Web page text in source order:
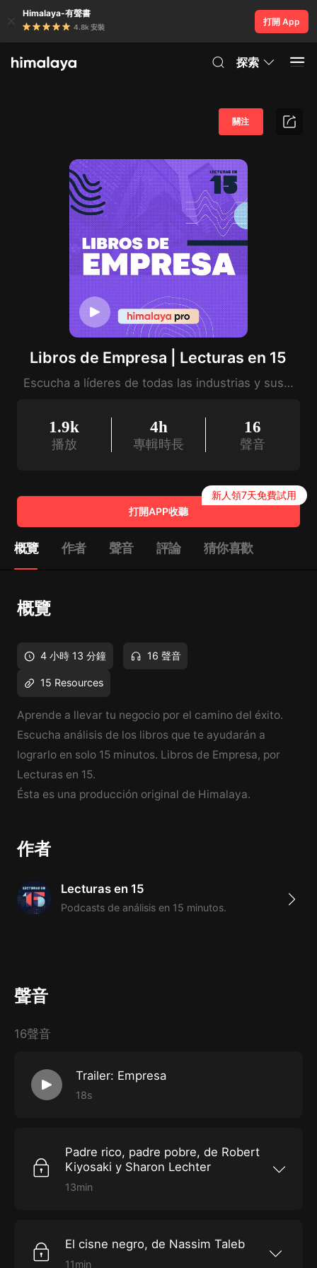
Himalaya-有聲書
4.8k 安裝
打開 App
探索
Libros de Empresa | Lecturas en 15
Escucha a líderes de todas las industrias y sus claves para alcanzar el éxito.
關注
1.9k
播放
4h
專輯時長
16
聲音
打開APP收聽
新人領7天免費試用
概覽 作者 聲音 評論 猜你喜歡
概覽
4 小時 13 分鐘 16 聲音
15 Resources
Aprende a llevar tu negocio por el camino del éxito.
Escucha análisis de los libros que te ayudarán a
lograrlo en solo 15 minutos. Libros de Empresa, por
Lecturas en 15.
Ésta es una producción original de Himalaya.
作者
Lecturas en 15
Podcasts de análisis en 15 minutos.
聲音
16聲音
Trailer: Empresa
18s
Padre rico, padre pobre, de Robert
Kiyosaki y Sharon Lechter
13min
propias y ajenas, Kiyosaki cuenta historias de
éxito y fracaso en torno a las inversiones. Lo
más importante es poner a trabajar tu mente
El cisne negro, de Nassim Taleb
11min